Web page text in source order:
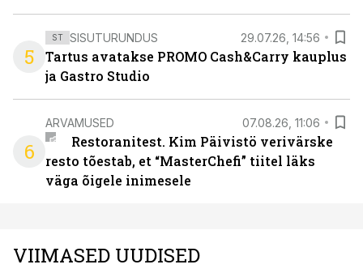
5
ST SISUTURUNDUS 29.07.26, 14:56
Tartus avatakse PROMO Cash&Carry kauplus
ja Gastro Studio
6
ARVAMUSED 07.08.26, 11:06
Restoranitest. Kim Päivistö verivärske
resto tõestab, et “MasterChefi” tiitel läks
väga õigele inimesele
VIIMASED UUDISED